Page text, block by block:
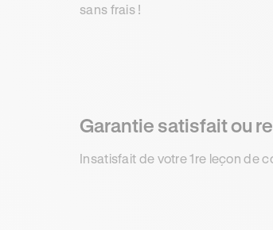
sans frais !
Garantie satisfait ou
Insatisfait de votre 1re leçon de